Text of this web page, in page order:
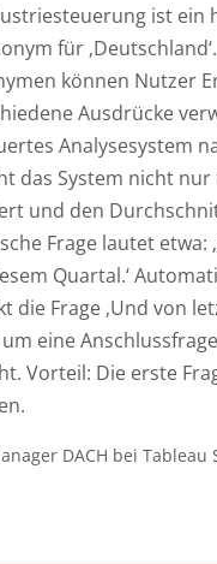
ist ein
für
können Nutzer
Ausdrücke
Analysesystem
das System nicht
und den
Frage lautet etwa:
Quartal.‘
Frage ‚Und von
eine
Vorteil: Die erste
DACH bei Tableau